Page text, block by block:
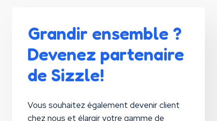
Grandir ensemble ?
Devenez partenaire
de Sizzle!
Vous souhaitez également devenir client
chez nous et élargir votre gamme de